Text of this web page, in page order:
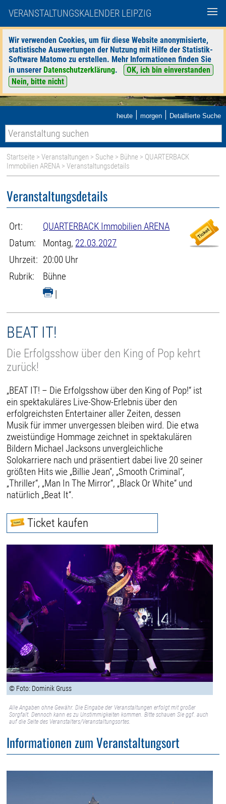
VERANSTALTUNGSKALENDER LEIPZIG
Wir verwenden Cookies, um für diese Website anonymisierte,
statistische Auswertungen der Nutzung mit Hilfe der Statistik-
Software Matomo zu erstellen. Mehr Informationen finden Sie
in unserer Datenschutzerklärung.
OK, ich bin einverstanden
Nein, bitte nicht
heute | morgen | Detaillierte Suche
Startseite >Veranstaltungen > Suche > Bühne > QUARTERBACK
Immobilien ARENA > Veranstaltungsdetails
Veranstaltungsdetails
Ort:
QUARTERBACK Immobilien ARENA
Datum:
Montag, 22.03.2027
Uhrzeit: 20:00 Uhr
Rubrik:
Bühne
|
BEAT IT!
Die Erfolgsshow über den King of Pop kehrt
zurück!
„BEAT IT! – Die Erfolgsshow über den King of Pop!“ ist
ein spektakuläres Live-Show-Erlebnis über den
erfolgreichsten Entertainer aller Zeiten, dessen
Musik für immer unvergessen bleiben wird. Die etwa
zweistündige Hommage zeichnet in spektakulären
Bildern Michael Jacksons unvergleichliche
Solokarriere nach und präsentiert dabei live 20 seiner
größten Hits wie „Billie Jean“, „Smooth Criminal“,
„Thriller“, „Man In The Mirror“, „Black Or White“ und
natürlich „Beat It“.
Ticket kaufen
© Foto: Dominik Gruss
Alle Angaben ohne Gewähr. Die Eingabe der Veranstaltungen erfolgt mit großer
Sorgfalt. Dennoch kann es zu Unstimmigkeiten kommen. Bitte schauen Sie ggf. auch
auf die Seite des Veranstalters/Veranstaltungsortes.
Informationen zum Veranstaltungsort